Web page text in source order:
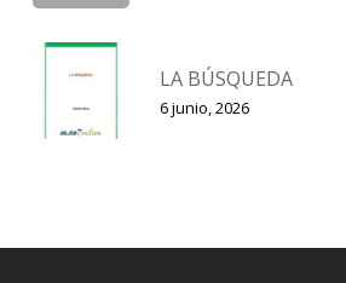
LA BÚSQUEDA
6 junio, 2026